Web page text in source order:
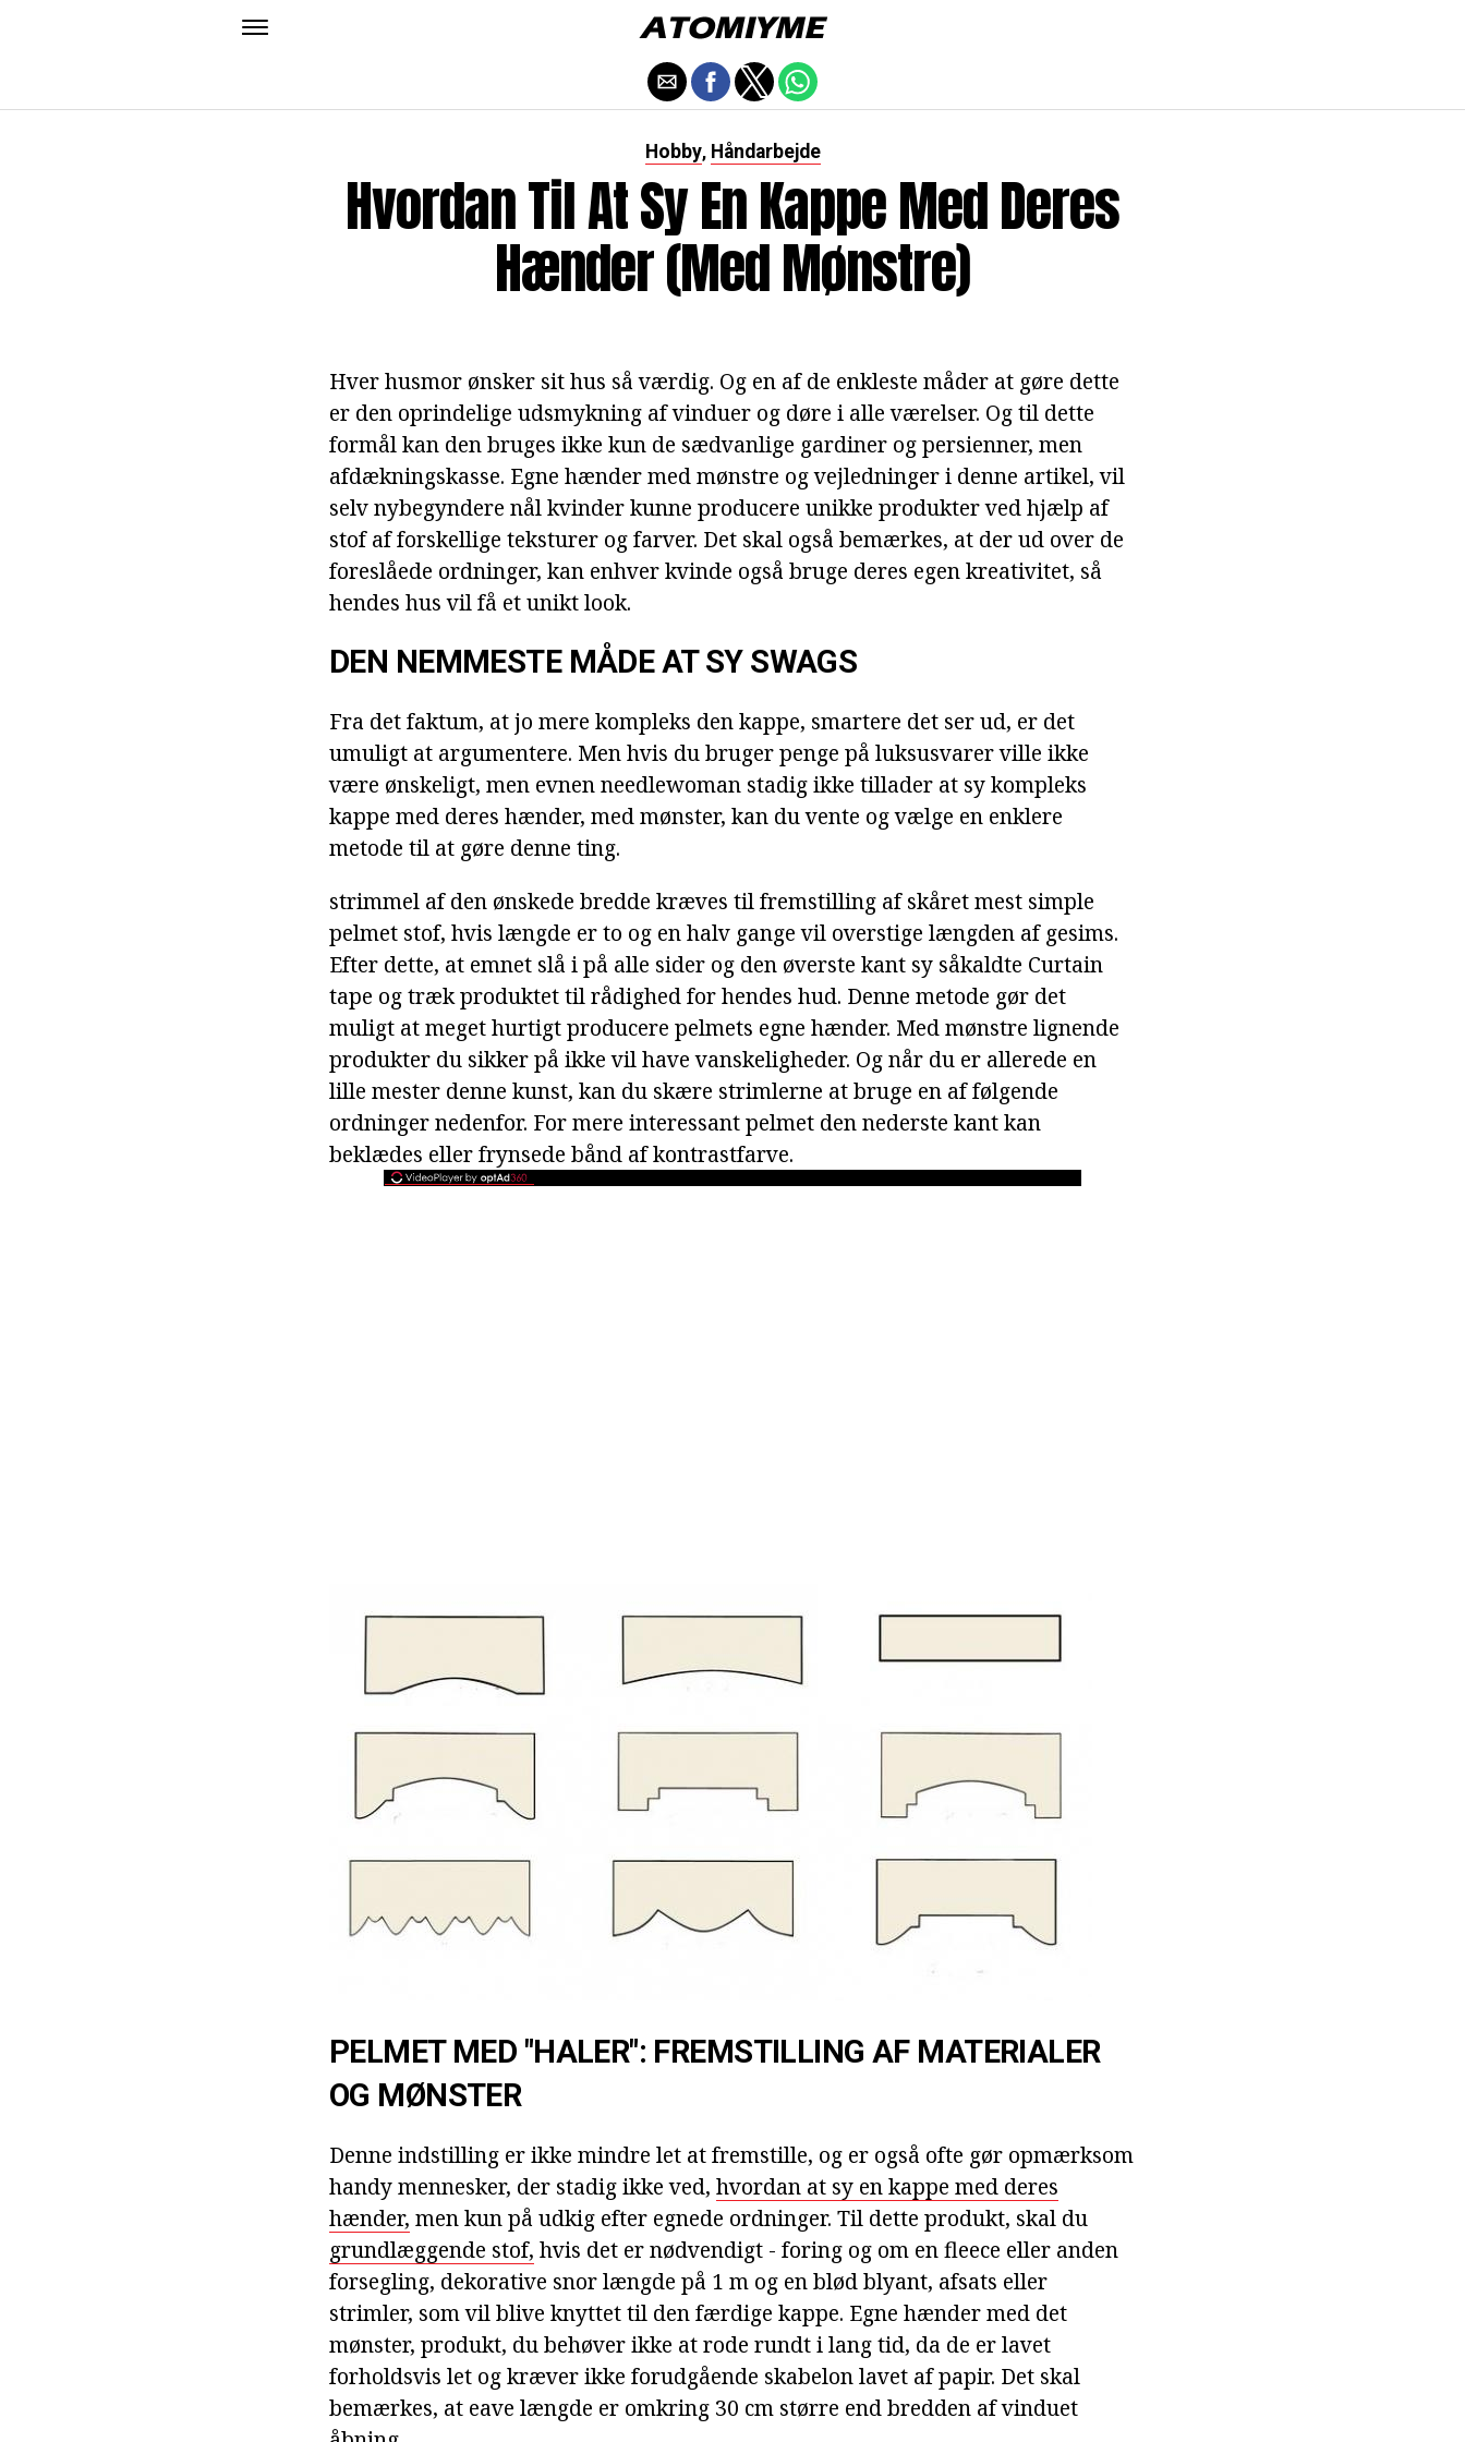
Hobby, Håndarbejde
Hvordan Til At Sy En Kappe Med Deres
Hænder (med Mønstre)
Hver husmor ønsker sit hus så værdig. Og en af de enkleste måder at gøre dette
er den oprindelige udsmykning af vinduer og døre i alle værelser. Og til dette
formål kan den bruges ikke kun de sædvanlige gardiner og persienner, men
afdækningskasse. Egne hænder med mønstre og vejledninger i denne artikel, vil
selv nybegyndere nål kvinder kunne producere unikke produkter ved hjælp af
stof af forskellige teksturer og farver. Det skal også bemærkes, at der ud over de
foreslåede ordninger, kan enhver kvinde også bruge deres egen kreativitet, så
hendes hus vil få et unikt look.
DEN NEMMESTE MÅDE AT SY SWAGS
Fra det faktum, at jo mere kompleks den kappe, smartere det ser ud, er det
umuligt at argumentere. Men hvis du bruger penge på luksusvarer ville ikke
være ønskeligt, men evnen needlewoman stadig ikke tillader at sy kompleks
kappe med deres hænder, med mønster, kan du vente og vælge en enklere
metode til at gøre denne ting.
strimmel af den ønskede bredde kræves til fremstilling af skåret mest simple
pelmet stof, hvis længde er to og en halv gange vil overstige længden af gesims.
Efter dette, at emnet slå i på alle sider og den øverste kant sy såkaldte Curtain
tape og træk produktet til rådighed for hendes hud. Denne metode gør det
muligt at meget hurtigt producere pelmets egne hænder. Med mønstre lignende
produkter du sikker på ikke vil have vanskeligheder. Og når du er allerede en
lille mester denne kunst, kan du skære strimlerne at bruge en af følgende
ordninger nedenfor. For mere interessant pelmet den nederste kant kan
beklædes eller frynsede bånd af kontrastfarve.
PELMET MED "HALER": FREMSTILLING AF MATERIALER
OG MØNSTER
Denne indstilling er ikke mindre let at fremstille, og er også ofte gør opmærksom
handy mennesker, der stadig ikke ved, hvordan at sy en kappe med deres
hænder, men kun på udkig efter egnede ordninger. Til dette produkt, skal du
grundlæggende stof, hvis det er nødvendigt - foring og om en fleece eller anden
forsegling, dekorative snor længde på 1 m og en blød blyant, afsats eller
strimler, som vil blive knyttet til den færdige kappe. Egne hænder med det
mønster, produkt, du behøver ikke at rode rundt i lang tid, da de er lavet
forholdsvis let og kræver ikke forudgående skabelon lavet af papir. Det skal
bemærkes, at eave længde er omkring 30 cm større end bredden af vinduet